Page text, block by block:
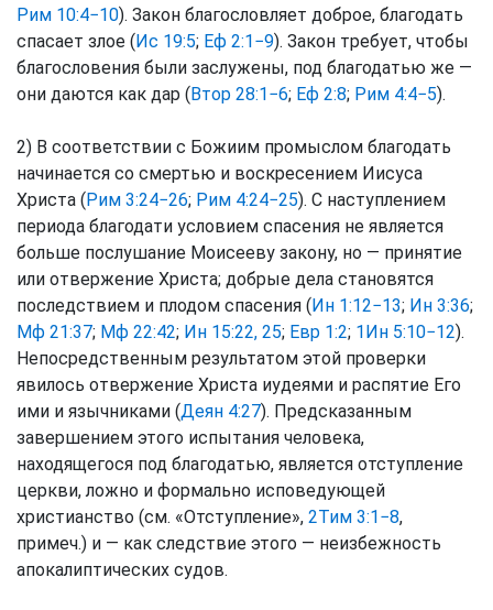
Рим 10:4−10). Закон благословляет доброе, благодать
спасает злое (Ис 19:5; Еф 2:1−9). Закон требует, чтобы
благословения были заслужены, под благодатью же —
они даются как дар (Втор 28:1−6; Еф 2:8; Рим 4:4−5).
2) В соответствии с Божиим промыслом благодать
начинается со смертью и воскресением Иисуса
Христа (Рим 3:24−26; Рим 4:24−25). С наступлением
периода благодати условием спасения не является
больше послушание Моисееву закону, но — принятие
или отвержение Христа; добрые дела становятся
последствием и плодом спасения (Ин 1:12−13; Ин 3:36;
Мф 21:37; Мф 22:42; Ин 15:22, 25; Евр 1:2; 1Ин 5:10−12).
Непосредственным результатом этой проверки
явилось отвержение Христа иудеями и распятие Его
ими и язычниками (Деян 4:27). Предсказанным
завершением этого испытания человека,
находящегося под благодатью, является отступление
церкви, ложно и формально исповедующей
христианство (см. «Отступление», 2Тим 3:1−8,
примеч.) и — как следствие этого — неизбежность
апокалиптических судов.